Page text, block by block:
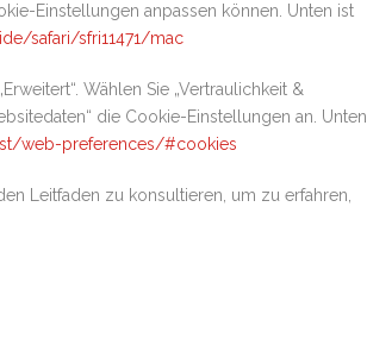
Einstellungen anpassen können. Unten ist
safari/sfri11471/mac
Wählen Sie „Vertraulichkeit &
die Cookie-Einstellungen an. Unten
web-preferences/#cookies
Leitfaden zu konsultieren, um zu erfahren,